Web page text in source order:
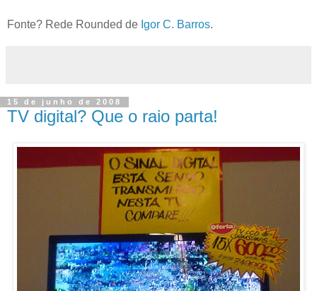
Fonte? Rede Rounded de Igor C. Barros.
15 de junho de 2008
TV digital? Que o raio parta!